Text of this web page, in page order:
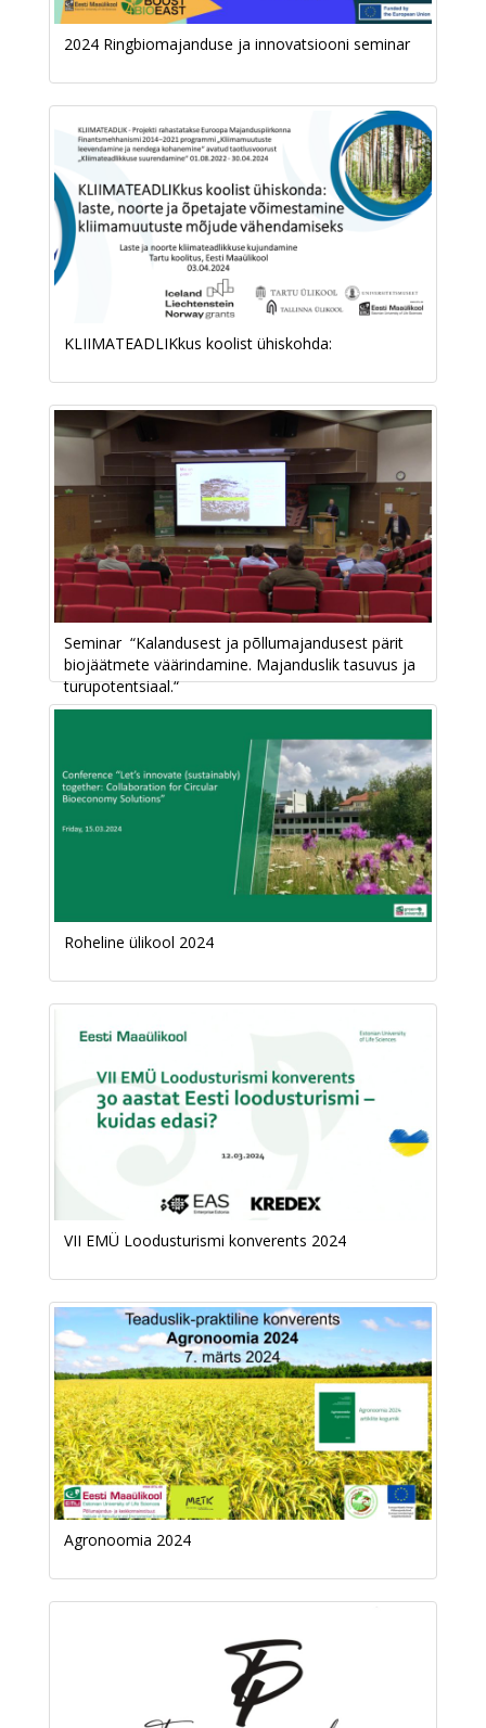
2024 Ringbiomajanduse ja innovatsiooni seminar
KLIIMATEADLIKkus koolist ühiskohda:
Seminar “Kalandusest ja põllumajandusest pärit
biojäätmete väärindamine. Majanduslik tasuvus ja
turupotentsiaal.“
Roheline ülikool 2024
VII EMÜ Loodusturismi konverents 2024
Agronoomia 2024